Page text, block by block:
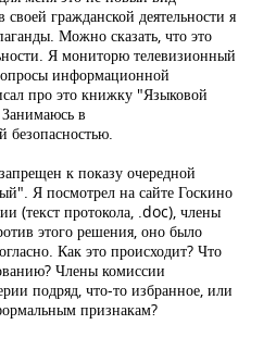
своей гражданской деятельности я
Можно сказать, что это
Я мониторю телевизионный
информационной
про это книжку "Языковой
в
к показу очередной
Я посмотрел на сайте Госкино
(текст протокола, .doc), члены
этого решения, оно было
Как это происходит? Что
Члены комиссии
подряд, что-то избранное, или
признакам?